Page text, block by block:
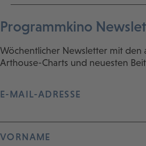
Programmkino
Wöchentlicher Newsletter mit den
Arthouse-Charts und neuesten
E-MAIL-ADRESSE
VORNAME